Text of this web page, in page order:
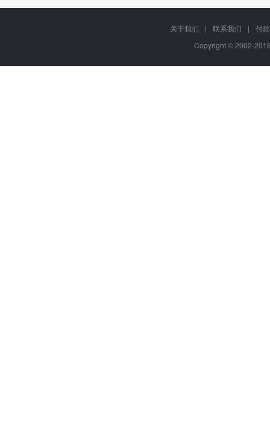
关于我们 | 联系我们 |
付
Copyright © 2002-